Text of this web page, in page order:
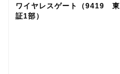
ワイヤレスゲート（9419 東
証1部）